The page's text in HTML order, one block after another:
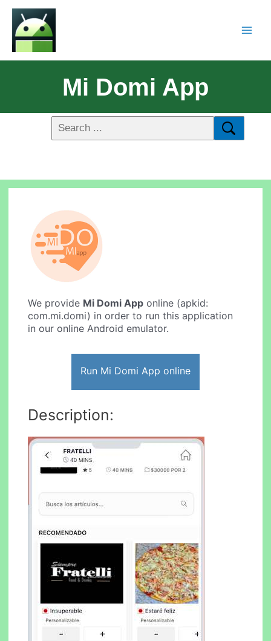
Mi Domi App
We provide Mi Domi App online (apkid:
com.mi.domi) in order to run this application
in our online Android emulator.
Run Mi Domi App online
Description: